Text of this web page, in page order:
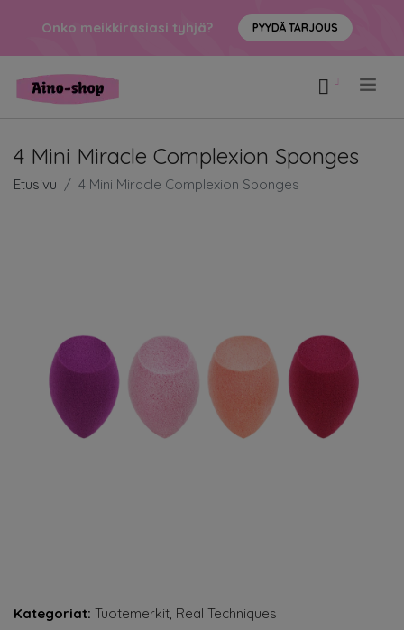
Onko meikkirasiasi tyhjä? PYYDÄ TARJOUS
4 Mini Miracle Complexion Sponges
Etusivu 4 Mini Miracle Complexion Sponges
Kategoriat: Tuotemerkit, Real Techniques